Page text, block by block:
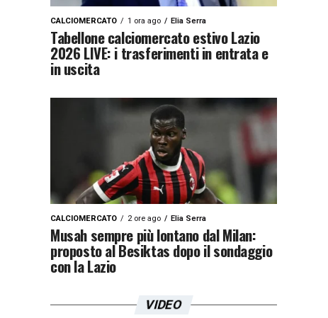
CALCIOMERCATO 1 ora ago Elia Serra
Tabellone calciomercato estivo Lazio
2026 LIVE: i trasferimenti in entrata e
in uscita
CALCIOMERCATO 2 ore ago Elia Serra
Musah sempre più lontano dal Milan:
proposto al Besiktas dopo il sondaggio
con la Lazio
VIDEO